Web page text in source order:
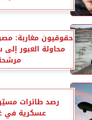
محاولة العبور
رصد طائرات
عسكرية في